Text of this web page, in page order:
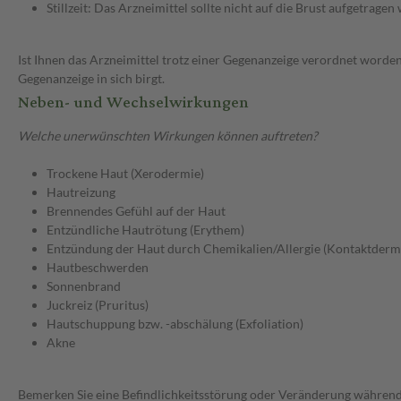
Stillzeit: Das Arzneimittel sollte nicht auf die Brust aufgetragen
Ist Ihnen das Arzneimittel trotz einer Gegenanzeige verordnet
Gegenanzeige in sich birgt.
Neben- und Wechselwirkungen
Welche unerwünschten Wirkungen können auftreten?
Trockene Haut (Xerodermie)
Hautreizung
Brennendes Gefühl auf der Haut
Entzündliche Hautrötung (Erythem)
Entzündung der Haut durch Chemikalien/Allergie
Hautbeschwerden
Sonnenbrand
Juckreiz (Pruritus)
Hautschuppung bzw. -abschälung (Exfoliation)
Akne
Bemerken Sie eine Befindlichkeitsstörung oder Veränderung